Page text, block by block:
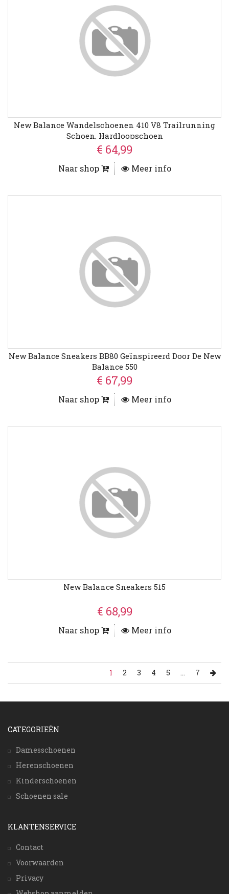
New Balance Wandelschoenen 410 V8 Trailrunning
Schoen, Hardloopschoen
€ 64,99
Naar shop Meer info
New Balance Sneakers BB80 Geïnspireerd Door De New
Balance 550
€ 67,99
Naar shop Meer info
New Balance Sneakers 515
€ 68,99
Naar shop Meer info
1 2 3 4 5 ... 7
CATEGORIEËN
Damesschoenen
Herenschoenen
Kinderschoenen
Schoenen sale
KLANTENSERVICE
Contact
Voorwaarden
Privacy